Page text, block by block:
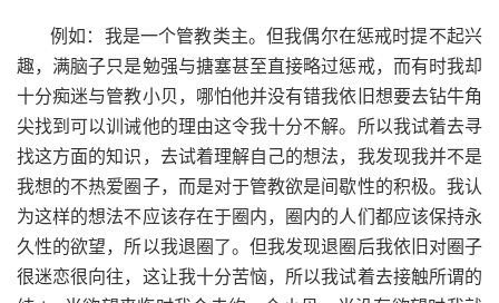
例如：我是一个管教类主。但我偶尔在惩戒时提不起兴
趣，满脑子只是勉强与搪塞甚至直接略过惩戒，而有时我却
十分痴迷与管教小贝，哪怕他并没有错我依旧想要去钻牛角
尖找到可以训诫他的理由这令我十分不解。所以我试着去寻
找这方面的知识，去试着理解自己的想法，我发现我并不是
我想的不热爱圈子，而是对于管教欲是间歇性的积极。我认
为这样的想法不应该存在于圈内，圈内的人们都应该保持永
久性的欲望，所以我退圈了。但我发现退圈后我依旧对圈子
很迷恋很向往，这让我十分苦恼，所以我试着去接触所谓的